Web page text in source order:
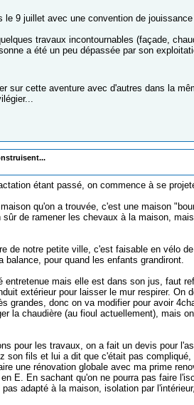
le 9 juillet avec une convention de
travaux incontournables (façade,
a été un peu dépassée par son
sur cette aventure avec d'autres dans la
étant passé, on commence à se
qu'on a trouvée, c'est une maison
sûr de ramener les chevaux à la maison,
de notre petite ville, c'est faisable en vélo
balance, pour quand les enfants grandiront.
entretenue mais elle est dans son jus, faut
extérieur pour laisser le mur respirer. On
grandes, donc on va modifier pour avoir
la chaudière (au fioul actuellement), mais
pour les travaux, on a fait un devis pour
son fils et lui a dit que c'était pas
une rénovation globale avec ma prime
E. En sachant qu'on ne pourra pas faire
adapté à la maison, isolation par